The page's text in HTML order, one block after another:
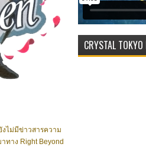
ไม่มีข่าวสารความ
ทาง Right Beyond
CRYSTAL